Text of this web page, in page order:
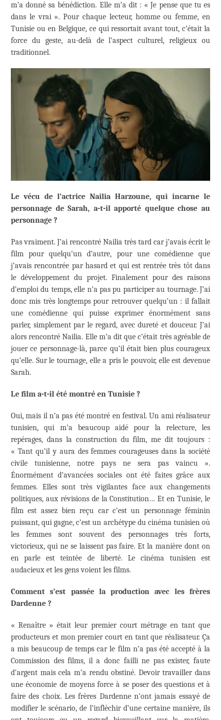
m’a donné sa bénédiction. Elle m’a dit : « Je pense que tu es
dans le vrai ». Pour chaque lecteur, homme ou femme, en
Tunisie ou en Belgique, ce qui ressortait avant tout, c’était la
force du geste, au-delà de l’aspect culturel, religieux ou
traditionnel.
Le vécu de l’actrice Nailia Harzoune, qui incarne le
personnage de Sarah, a-t-il apporté quelque chose au
personnage ?
Pas vraiment. J’ai rencontré Nailia très tard car j’avais écrit le
film pour quelqu’un d’autre, pour une comédienne que
j’avais rencontrée par hasard et qui est rentrée très tôt dans
le développement du projet. Finalement pour des raisons
d’emploi du temps, elle n’a pas pu participer au tournage. J’ai
donc mis très longtemps pour retrouver quelqu’un : il fallait
une comédienne qui puisse exprimer énormément sans
parler, simplement par le regard, avec dureté et douceur. J’ai
alors rencontré Nailia. Elle m’a dit que c’était très agréable de
jouer ce personnage-là, parce qu’il était bien plus courageux
qu’elle. Sur le tournage, elle a pris le pouvoir, elle est devenue
Sarah.
Le film a-t-il été montré en Tunisie ?
Oui, mais il n’a pas été montré en festival. Un ami réalisateur
tunisien, qui m’a beaucoup aidé pour la relecture, les
repérages, dans la construction du film, me dit toujours :
« Tant qu’il y aura des femmes courageuses dans la société
civile tunisienne, notre pays ne sera pas vaincu ».
Énormément d’avancées sociales ont été faites grâce aux
femmes. Elles sont très vigilantes face aux changements
politiques, aux révisions de la Constitution… Et en Tunisie, le
film est assez bien reçu car c’est un personnage féminin
puissant, qui gagne, c’est un archétype du cinéma tunisien où
les femmes sont souvent des personnages très forts,
victorieux, qui ne se laissent pas faire. Et la manière dont on
en parle est teintée de liberté. Le cinéma tunisien est
audacieux et les gens voient les films.
Comment s’est passée la production avec les frères
Dardenne ?
« Renaître » était leur premier court métrage en tant que
producteurs et mon premier court en tant que réalisateur. Ça
a mis beaucoup de temps car le film n’a pas été accepté à la
Commission des films, il a donc failli ne pas exister, faute
d’argent mais cela m’a rendu obstiné. Devoir travailler dans
une économie de moyens force à se poser des questions et à
faire des choix. Les frères Dardenne n’ont jamais essayé de
modifier le scénario, de l’infléchir d’une certaine manière, ils